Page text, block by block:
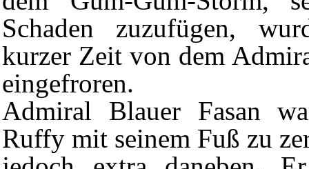
Schaden zuzufügen,
kurzer Zeit von dem
eingefroren.
Admiral Blauer Fasan
Ruffy mit seinem Fuß zu